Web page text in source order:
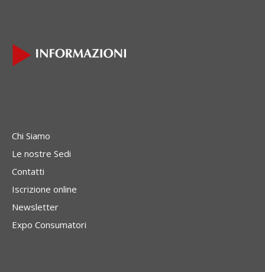
Chi Siamo
Le nostre Sedi
Contatti
Iscrizione online
Newsletter
Expo Consumatori